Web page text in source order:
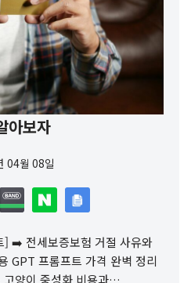
아보자
04월 08일
] ➡️ 전세보증보험 거절 사유와
GPT 프롬프트 가격 완벽 정리
양이 중성화 비용과…